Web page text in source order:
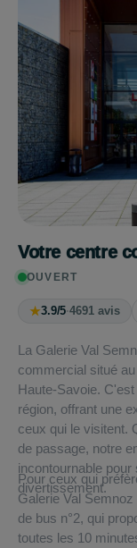
Votre centre
OUVERT
★3.9/5·4691 avis
La Galerie Val
commercial situé
Haute-Savoie.
région, offrant une
ceux qui le visitent.
de passage, notre
incontournable
divertissement.
Pour ceux qui
Galerie Val
de bus n°2, qui
toutes les 10